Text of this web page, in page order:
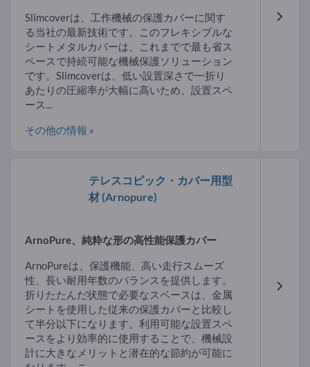
Slimcoverは、工作機械の保護カバーに関す
る当社の最新技術です。このフレキシブルな
シートメタルカバーは、これまでで最も省ス
ペースで持続可能な機械保護ソリューション
です。Slimcoverは、低い設置深さで一折り
あたりの圧縮率が大幅に高いため、設置スペ
ース...
その他の情報 »
テレスコピック・カバー用型
材 (Arnopure)
ArnoPure、純粋な形の高性能保護カバー
ArnoPureは、保護機能、高い走行スムーズ
性、長い耐用年数のバランスを提供します。
折りたたんだ状態で必要なスペースは、金属
シートを使用した従来の保護カバーと比較し
て半分以下になります。利用可能な設置スペ
ースをより効率的に使用することで、機械設
計に大きなメリットと潜在的な節約が可能に